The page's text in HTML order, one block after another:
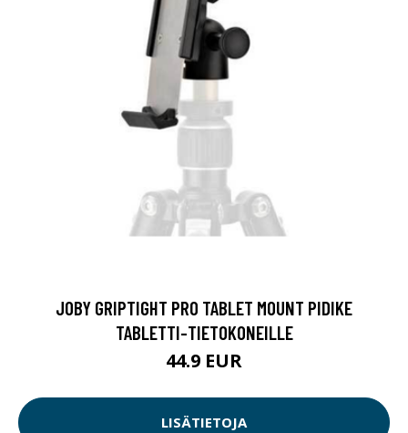
JOBY GRIPTIGHT PRO TABLET MOUNT PIDIKE
TABLETTI-TIETOKONEILLE
44.9 EUR
LISÄTIETOJA